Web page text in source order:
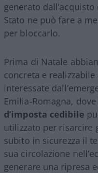
generato
Stato ne può fare a
per bloccarlo.
Prima di Natale
concreta e
interessate
Emilia-Romagna,
d’imposta cedibile
utilizzato per risarcire
subito in sicurezza il
sua circolazione
generare una ripresa